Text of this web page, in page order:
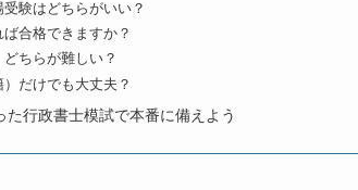
験はどちらがいい？
合格できますか？
ちらが難しい？
だけでも大丈夫？
た行政書士模試で本番に備えよう